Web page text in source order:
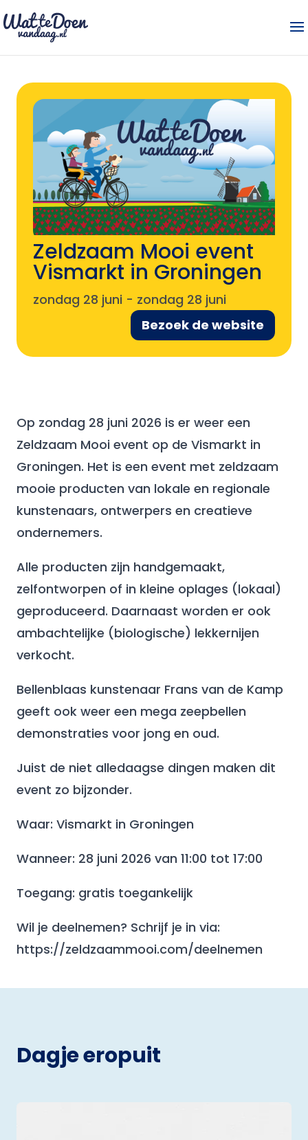
Zeldzaam Mooi event
Vismarkt in Groningen
zondag 28 juni - zondag 28 juni
Bezoek de website
Op zondag 28 juni 2026 is er weer een
Zeldzaam Mooi event op de Vismarkt in
Groningen. Het is een event met zeldzaam
mooie producten van lokale en regionale
kunstenaars, ontwerpers en creatieve
ondernemers.
Alle producten zijn handgemaakt,
zelfontworpen of in kleine oplages (lokaal)
geproduceerd. Daarnaast worden er ook
ambachtelijke (biologische) lekkernijen
verkocht.
Bellenblaas kunstenaar Frans van de Kamp
geeft ook weer een mega zeepbellen
demonstraties voor jong en oud.
Juist de niet alledaagse dingen maken dit
event zo bijzonder.
Waar: Vismarkt in Groningen
Wanneer: 28 juni 2026 van 11:00 tot 17:00
Toegang: gratis toegankelijk
Wil je deelnemen? Schrijf je in via:
https://zeldzaammooi.com/deelnemen
Dagje eropuit